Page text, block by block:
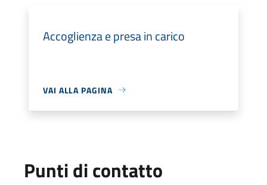
Accoglienza e presa in carico
VAI ALLA PAGINA
Punti di contatto